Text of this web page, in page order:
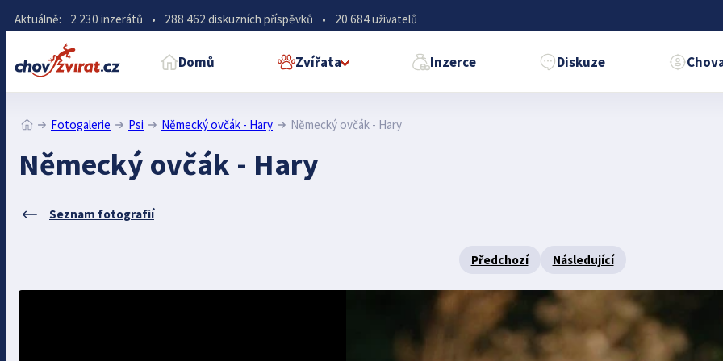
Aktuálně: 2 230 inzerátů • 288 462 diskuzních příspěvků • 20 684 uživatelů
Domů Zvířata Inzerce Diskuze
Fotogalerie Psi Německý ovčák - Hary Německý ovčák - Hary
Německý ovčák - Hary
Seznam fotografií
Předchozí Následující